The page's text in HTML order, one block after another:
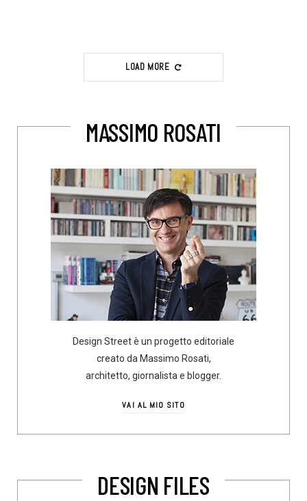
LOAD MORE
MASSIMO ROSATI
Design Street è un progetto editoriale
creato da Massimo Rosati,
architetto, giornalista e blogger.
VAI AL MIO SITO
DESIGN FILES